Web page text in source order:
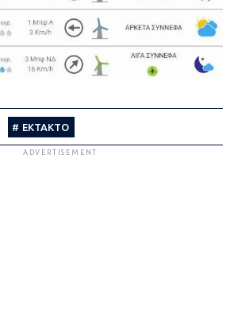
ΕΚΤΑΚΤΟ
ADVERTISEMENT